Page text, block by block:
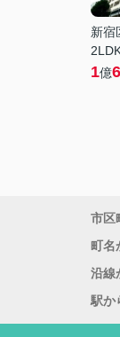
新宿
1億
市区
町名
沿線
駅か